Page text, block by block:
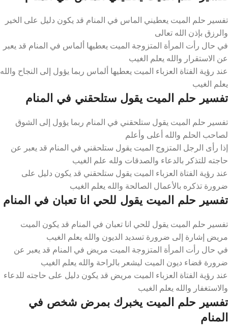
تفسير حلم الميت يعطيني الماس في المنام قد يكون دليل على الخير
والرزق بإذن الله تعالى
في حال رأت المرأة المتزوجة الميت يعطيها ألماس في المنام قد يعبر
عن الاستقرار والله يعلم الغيب
عند رؤية الفتاة العزباء الميت يعطيها ألماس ربما يؤول إلى النجاح والله
يعلم الغيب
تفسير حلم الميت يقول ستلحقني في المنام
تفسير حلم الميت يقول ستلحقني في المنام ربما يؤول إلى الشوق
لصاحب الحلم والله أعلى وأعلم
إذا رأى الرجل المتزوج الميت يقول ستلحقني في المنام قد يعبر عن
حاجته للتذكر بالدعاء والصدقات ولله علم الغيب
عند رؤية الفتاة العزباء الميت يقول ستلحقني قد يكون دليل على
ضرورة تذكره بالأعمال الصالحة والله يعلم الغيب
تفسير حلم الميت يقول للحي انا تعبان في المنام
تفسير حلم الميت يقول للحي انا تعبان في المنام قد يكون الميت
مريض إشارة إلى ضرورة تسديد الديون والله يعلم الغيب
في حال رأت المرأة المتزوجة الميت مريض في المنام قد يعبر عن
ضرورة قضاء ديون الميت ليشعر بالراحة والله يعلم الغيب
عند رؤية الفتاة العزباء الميت مريض قد يكون دليل على حاجته للدعاء
والاستغفار والله يعلم الغيب
تفسير حلم الميت يخبرك بمرض شخص في
المنام